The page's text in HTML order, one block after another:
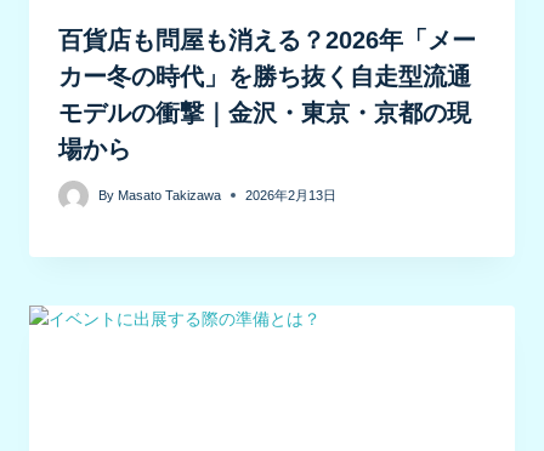
百貨店も問屋も消える？2026年「メー
カー冬の時代」を勝ち抜く自走型流通
モデルの衝撃｜金沢・東京・京都の現
場から
By Masato Takizawa 2026年2月13日